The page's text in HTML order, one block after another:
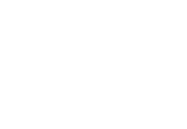
La presidenta de la